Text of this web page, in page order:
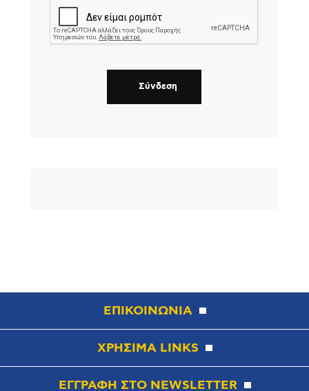
ΕΠΙΚΟΙΝΩΝΙΑ
ΧΡΗΣΙΜΑ LINKS
ΕΓΓΡΑΦΗ ΣΤΟ NEWSLETTER